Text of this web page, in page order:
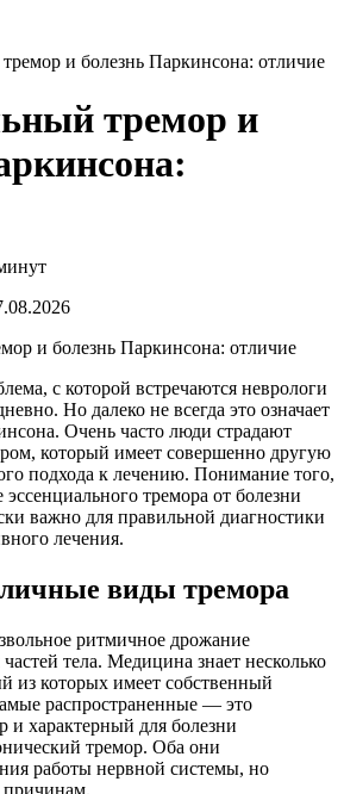
и болезнь Паркинсона: отличие
тремор и
с которой встречаются неврологи
Но далеко не всегда это означает
Очень часто люди страдают
который имеет совершенно другую
подхода к лечению. Понимание того,
тремора от болезни
важно для правильной диагностики
лечения.
виды тремора
ритмичное дрожание
тела. Медицина знает несколько
из которых имеет собственный
распространенные — это
и характерный для болезни
тремор. Оба они
работы нервной системы, но